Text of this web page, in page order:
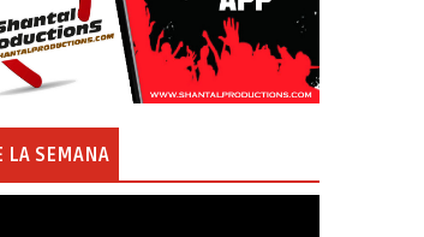
LA SEMANA